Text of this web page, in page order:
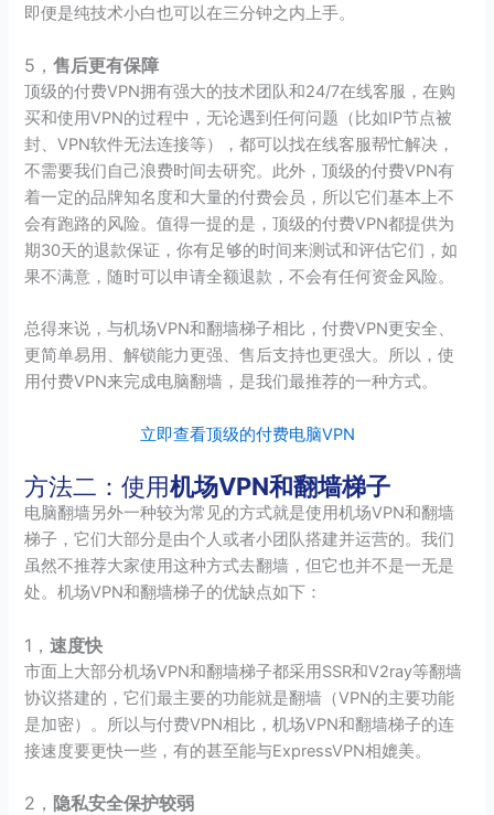
即便是纯技术小白也可以在三分钟之内上手。
5，售后更有保障
顶级的付费VPN拥有强大的技术团队和24/7在线客服，在购
买和使用VPN的过程中，无论遇到任何问题（比如IP节点被
封、VPN软件无法连接等），都可以找在线客服帮忙解决，
不需要我们自己浪费时间去研究。此外，顶级的付费VPN有
着一定的品牌知名度和大量的付费会员，所以它们基本上不
会有跑路的风险。值得一提的是，顶级的付费VPN都提供为
期30天的退款保证，你有足够的时间来测试和评估它们，如
果不满意，随时可以申请全额退款，不会有任何资金风险。
总得来说，与机场VPN和翻墙梯子相比，付费VPN更安全、
更简单易用、解锁能力更强、售后支持也更强大。所以，使
用付费VPN来完成电脑翻墙，是我们最推荐的一种方式。
立即查看顶级的付费电脑VPN
方法二：使用机场VPN和翻墙梯子
电脑翻墙另外一种较为常见的方式就是使用机场VPN和翻墙
梯子，它们大部分是由个人或者小团队搭建并运营的。我们
虽然不推荐大家使用这种方式去翻墙，但它也并不是一无是
处。机场VPN和翻墙梯子的优缺点如下：
1，速度快
市面上大部分机场VPN和翻墙梯子都采用SSR和V2ray等翻墙
协议搭建的，它们最主要的功能就是翻墙（VPN的主要功能
是加密）。所以与付费VPN相比，机场VPN和翻墙梯子的连
接速度要更快一些，有的甚至能与ExpressVPN相媲美。
2， 隐私安全保护较弱